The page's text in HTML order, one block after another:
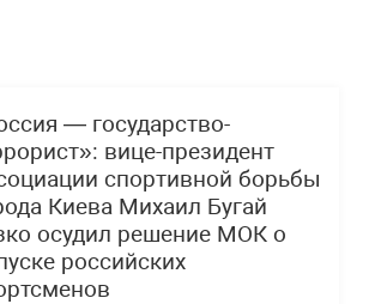
— государство-
вице-президент
спортивной борьбы
Киева Михаил Бугай
осудил решение МОК о
российских